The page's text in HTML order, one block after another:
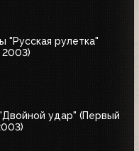
"Русская рулетка"
2003)
удар" (Первый